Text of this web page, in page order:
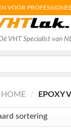
VOOR
VHT Specialist van
HOME / EPOXY